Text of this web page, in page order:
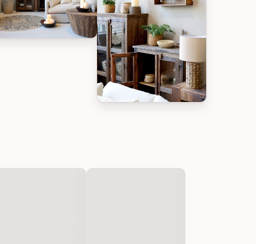
aus recyceltem Holz, Bild 2
Antique Grimaud Regalbrett aus recyceltem Holz, Bild 3